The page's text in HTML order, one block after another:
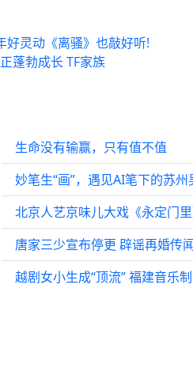
好灵动《离骚》也敲好听!
蓬勃成长 TF家族
生命没有输赢，只有值不值
妙笔生“画”，遇见AI笔下的苏
北京人艺京味儿大戏《永定门
唐家三少宣布停更 辟谣再婚传